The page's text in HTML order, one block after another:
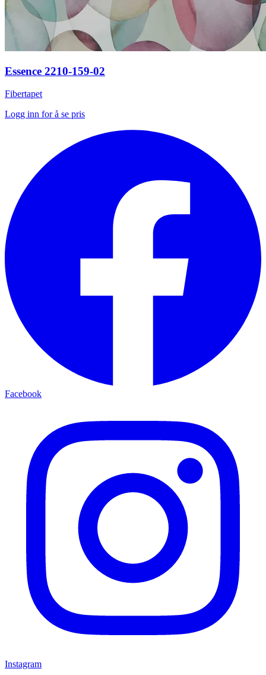
Essence 2210-159-02
Fibertapet
Logg inn for å se pris
Facebook
Instagram